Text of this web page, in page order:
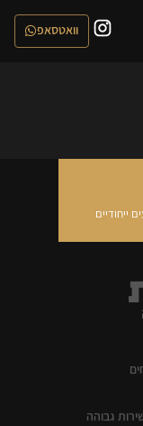
וואטסאפ
ייחודיים
גבוהה